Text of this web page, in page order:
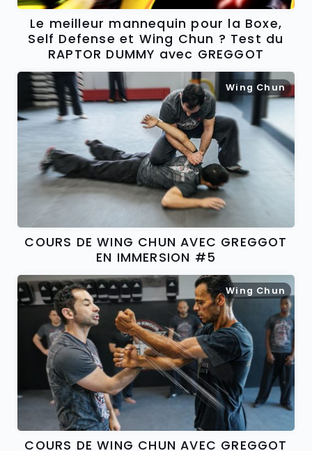
Le meilleur mannequin pour la Boxe,
Self Defense et Wing Chun ? Test du
RAPTOR DUMMY avec GREGGOT
Wing Chun
COURS DE WING CHUN AVEC GREGGOT
EN IMMERSION #5
Wing Chun
COURS DE WING CHUN AVEC GREGGOT